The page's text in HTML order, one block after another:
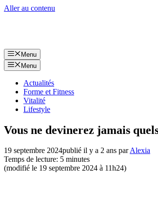
Aller au contenu
Menu
Menu
Actualités
Forme et Fitness
Vitalité
Lifestyle
Vous ne devinerez jamais
19 septembre 2024publié il y a 2 ans parAlexia
Temps de lecture: 5 minutes
(modifié le 19 septembre 2024 à 11h24)